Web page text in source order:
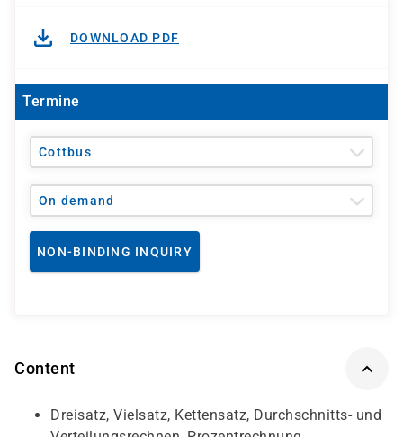
DOWNLOAD PDF
Termine
Cottbus
On demand
NON-BINDING INQUIRY
Content
Dreisatz, Vielsatz, Kettensatz, Durchschnitts- und